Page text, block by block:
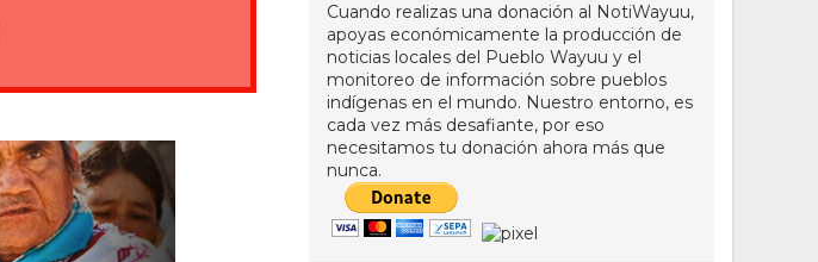
Cuando realizas una donación al NotiWayuu,
apoyas económicamente la producción de
noticias locales del Pueblo Wayuu y el
monitoreo de información sobre pueblos
indígenas en el mundo. Nuestro entorno, es
cada vez más desafiante, por eso
necesitamos tu donación ahora más que
nunca.